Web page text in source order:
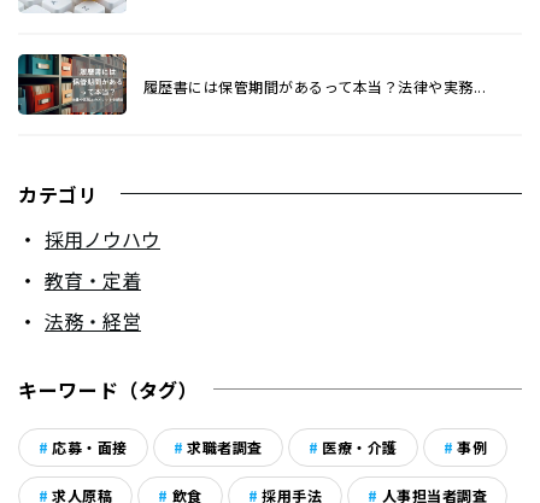
履歴書には保管期間があるって本当？法律や実務...
カテゴリ
採用ノウハウ
教育・定着
法務・経営
キーワード（タグ）
応募・面接 求職者調査 医療・介護 事例
求人原稿 飲食 採用手法 人事担当者調査